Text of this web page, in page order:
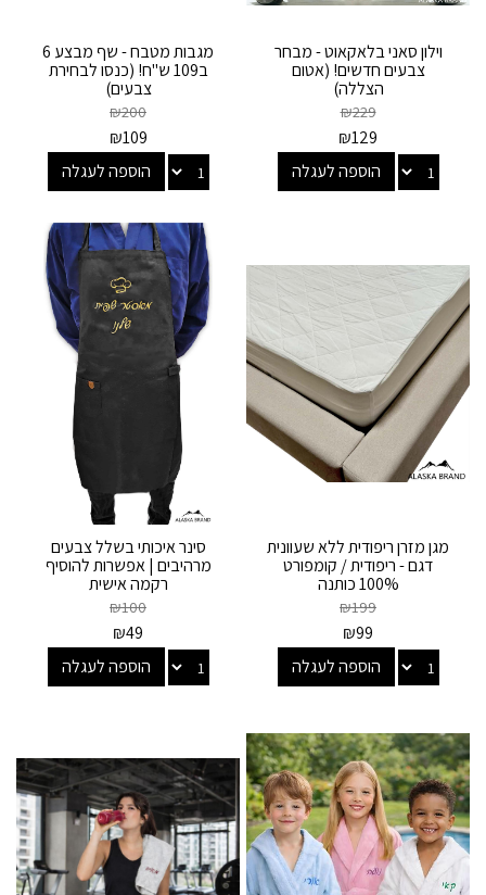
וילון סאני בלאקאוט - מבחר
צבעים חדשים! (אטום
הצללה)
₪229
₪129
הוספה לעגלה
מגבות מטבח - שף מבצע 6
ב109 ש"ח! (כנסו לבחירת
צבעים)
₪200
₪109
הוספה לעגלה
מגן מזרן ריפודית ללא שעוונית
דגם - ריפודית / קומפורט
100% כותנה
₪199
₪99
הוספה לעגלה
סינר איכותי בשלל צבעים
מרהיבים | אפשרות להוסיף
רקמה אישית
₪100
₪49
הוספה לעגלה